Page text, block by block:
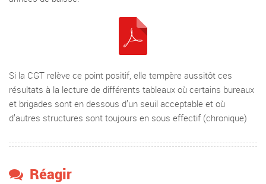
Si la CGT relève ce point positif, elle tempère aussitôt ces
résultats à la lecture de différents tableaux où certains bureaux
et brigades sont en dessous d’un seuil acceptable et où
d’autres structures sont toujours en sous effectif (chronique)
Réagir